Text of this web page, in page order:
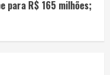
para R$ 165 milhões;